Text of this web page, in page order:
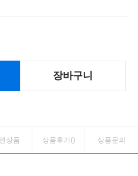
장바구니
상품 상품후기() 상품문의